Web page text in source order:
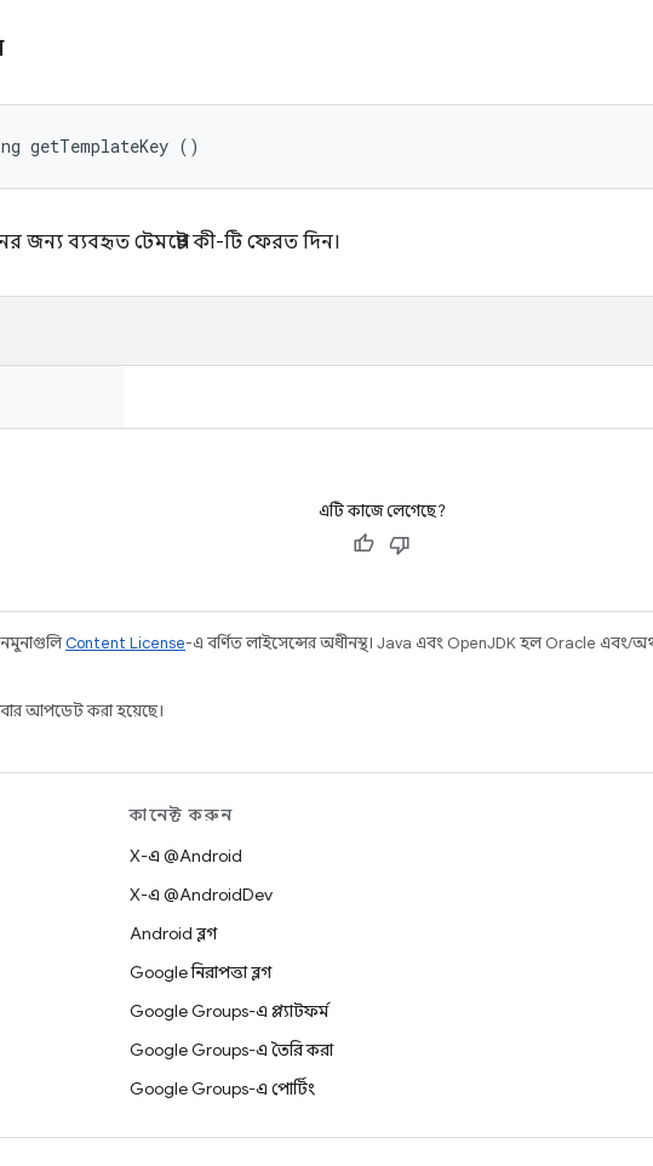
getTemplateKey ()
জন্য ব্যবহৃত টেমপ্লেট কী-টি ফেরত দিন।
এটি কাজে লেগেছে?
Content License-এ বর্ণিত লাইসেন্সের অধীনস্থ। Java এবং OpenJDK হল Oracle এবং/
আপডেট করা হয়েছে।
কানেক্ট করুন
X-এ @Android
X-এ @AndroidDev
Android ব্লগ
Google নিরাপত্তা ব্লগ
Google Groups-এ প্ল্যাটফর্ম
Google Groups-এ তৈরি করা
Google Groups-এ পোর্টিং